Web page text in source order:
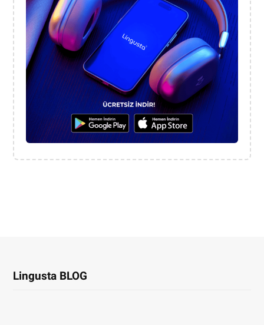
Lingusta BLOG